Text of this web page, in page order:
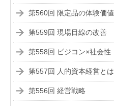
第560回 限定品の体験価値
第559回 現場目線の改善
第558回 ビジコン×社会性
第557回 人的資本経営とは
第556回 経営戦略